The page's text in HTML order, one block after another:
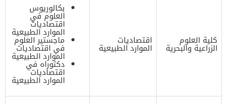
كلية العلوم
الزراعية والبحرية
اقتصاديات
الموارد الطبيعية
بكالوريوس
العلوم في
اقتصاديات
الموارد الطبيعية
ماجستير العلوم
في اقتصاديات
الموارد الطبيعية
دكتوراه في
اقتصاديات
الموارد الطبيعية